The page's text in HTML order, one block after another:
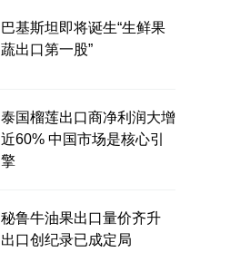
巴基斯坦即将诞生“生鲜果
蔬出口第一股”
泰国榴莲出口商净利润大增
近60% 中国市场是核心引
擎
秘鲁牛油果出口量价齐升
出口创纪录已成定局